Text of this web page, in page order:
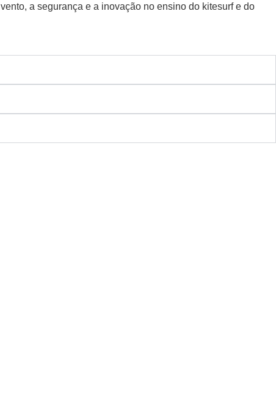
a segurança e a inovação no ensino do kitesurf e do